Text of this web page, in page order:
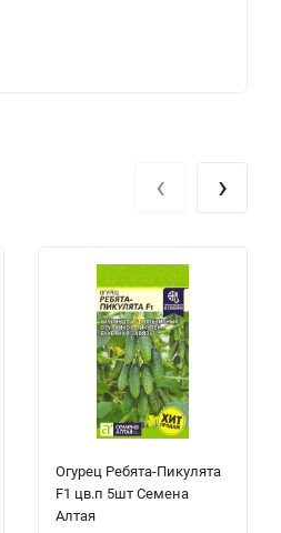
Огурец Ребята-Пикулята
F1 цв.п 5шт Семена
Алтая
‹ ›